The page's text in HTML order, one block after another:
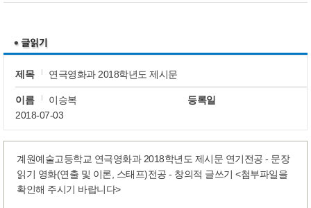
제목 연극영화과 2018학년도 제시문
이름 이승복
등록일
2018-07-03
계원예술고등학교 연극영화과 2018학년도 제시문 연기전공 - 문장
읽기 영화(연출 및 이론, 스태프)전공 - 창의적 글쓰기 <첨부파일을
확인해 주시기 바랍니다>